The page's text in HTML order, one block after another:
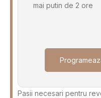
mai putin de 2 ore
Pasii necesari pentru